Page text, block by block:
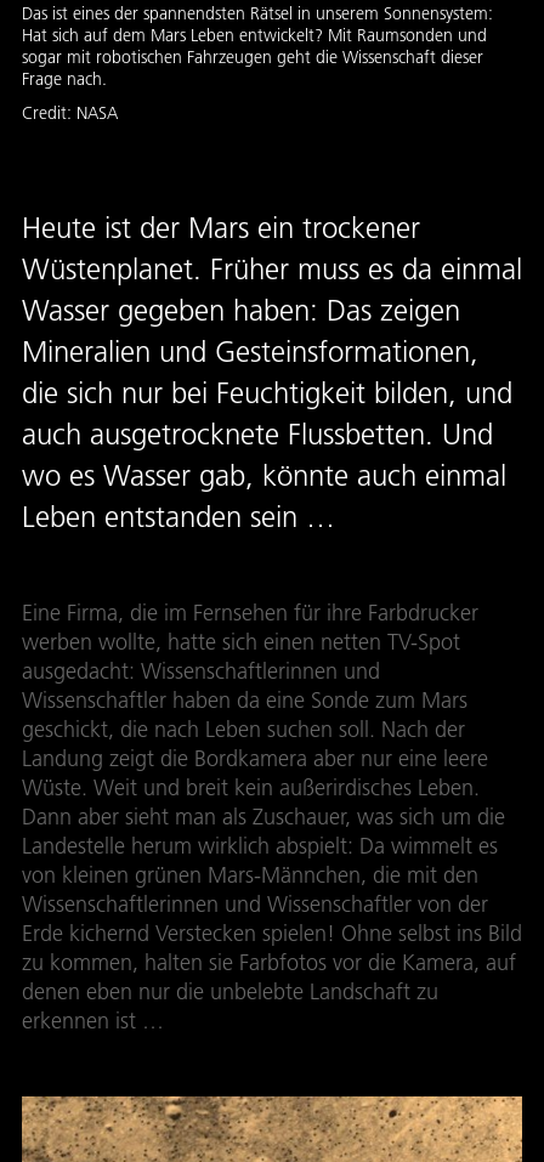
Das ist eines der spannendsten Rätsel in unserem Sonnensystem:
Hat sich auf dem Mars Leben entwickelt? Mit Raumsonden und
sogar mit robotischen Fahrzeugen geht die Wissenschaft dieser
Frage nach.
Credit: NASA
Heute ist der Mars ein trockener
Wüstenplanet. Früher muss es da einmal
Wasser gegeben haben: Das zeigen
Mineralien und Gesteinsformationen,
die sich nur bei Feuchtigkeit bilden, und
auch ausgetrocknete Flussbetten. Und
wo es Wasser gab, könnte auch einmal
Leben entstanden sein …
Eine Firma, die im Fernsehen für ihre Farbdrucker
werben wollte, hatte sich einen netten TV-Spot
ausgedacht: Wissenschaftlerinnen und
Wissenschaftler haben da eine Sonde zum Mars
geschickt, die nach Leben suchen soll. Nach der
Landung zeigt die Bordkamera aber nur eine leere
Wüste. Weit und breit kein außerirdisches Leben.
Dann aber sieht man als Zuschauer, was sich um die
Landestelle herum wirklich abspielt: Da wimmelt es
von kleinen grünen Mars-Männchen, die mit den
Wissenschaftlerinnen und Wissenschaftler von der
Erde kichernd Verstecken spielen! Ohne selbst ins Bild
zu kommen, halten sie Farbfotos vor die Kamera, auf
denen eben nur die unbelebte Landschaft zu
erkennen ist …